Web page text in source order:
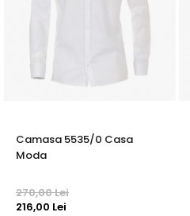
Camasa 5535/0 Casa
Moda
270,00 Lei
216,00 Lei